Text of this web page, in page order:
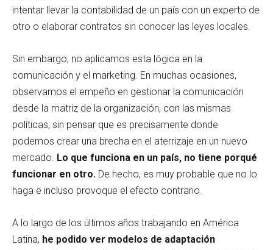
intentar llevar la contabilidad de un país con un experto de
otro o elaborar contratos sin conocer las leyes locales.
Sin embargo, no aplicamos esta lógica en la
comunicación y el marketing. En muchas ocasiones,
observamos el empeño en gestionar la comunicación
desde la matriz de la organización, con las mismas
políticas, sin pensar que es precisamente donde
podemos crear una brecha en el aterrizaje en un nuevo
mercado. Lo que funciona en un país, no tiene porqué
funcionar en otro. De hecho, es muy probable que no lo
haga e incluso provoque el efecto contrario.
A lo largo de los últimos años trabajando en América
Latina, he podido ver modelos de adaptación